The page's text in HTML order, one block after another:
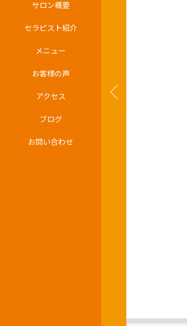
サロン概要
セラピスト紹介
メニュー
お客様の声
アクセス
ブログ
お問い合わせ